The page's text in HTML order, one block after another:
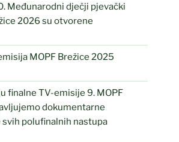
Međunarodni dječji pjevački
2026 su otvorene
MOPF Brežice 2025
finalne TV-emisije 9. MOPF
dokumentarne
svih polufinalnih nastupa